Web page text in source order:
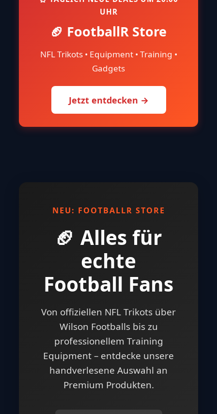
UHR
🏈 FootballR Store
NFL Trikots • Equipment • Training •
Gadgets
Jetzt entdecken →
NEU: FOOTBALLR STORE
🏈 Alles für
echte
Football Fans
Von offiziellen NFL Trikots über
Wilson Footballs bis zu
professionellem Training
Equipment – entdecke unsere
handverlesene Auswahl an
Premium Produkten.